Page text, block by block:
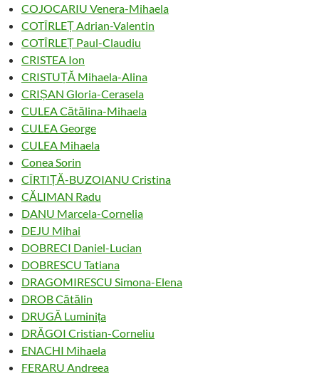
COJOCARIU Venera-Mihaela
COTÎRLEȚ Adrian-Valentin
COTÎRLEȚ Paul-Claudiu
CRISTEA Ion
CRISTUȚĂ Mihaela-Alina
CRIȘAN Gloria-Cerasela
CULEA Cătălina-Mihaela
CULEA George
CULEA Mihaela
Conea Sorin
CÎRTIȚĂ-BUZOIANU Cristina
CĂLIMAN Radu
DANU Marcela-Cornelia
DEJU Mihai
DOBRECI Daniel-Lucian
DOBRESCU Tatiana
DRAGOMIRESCU Simona-Elena
DROB Cătălin
DRUGĂ Luminița
DRĂGOI Cristian-Corneliu
ENACHI Mihaela
FERARU Andreea